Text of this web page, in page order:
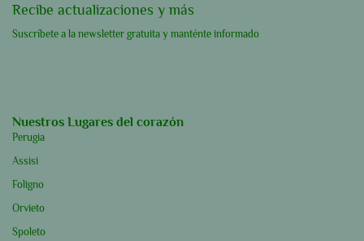
Recibe actualizaciones y más
Suscríbete a la newsletter gratuita y manténte informado
Nuestros Lugares del corazón
Perugia
Assisi
Foligno
Orvieto
Spoleto